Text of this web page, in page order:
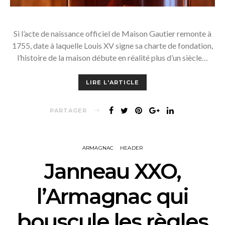
Si l’acte de naissance officiel de Maison Gautier remonte à
1755, date à laquelle Louis XV signe sa charte de fondation,
l’histoire de la maison débute en réalité plus d’un siècle…
LIRE L'ARTICLE
PARTAGER
ARMAGNAC HEADER
Janneau XXO,
l’Armagnac qui